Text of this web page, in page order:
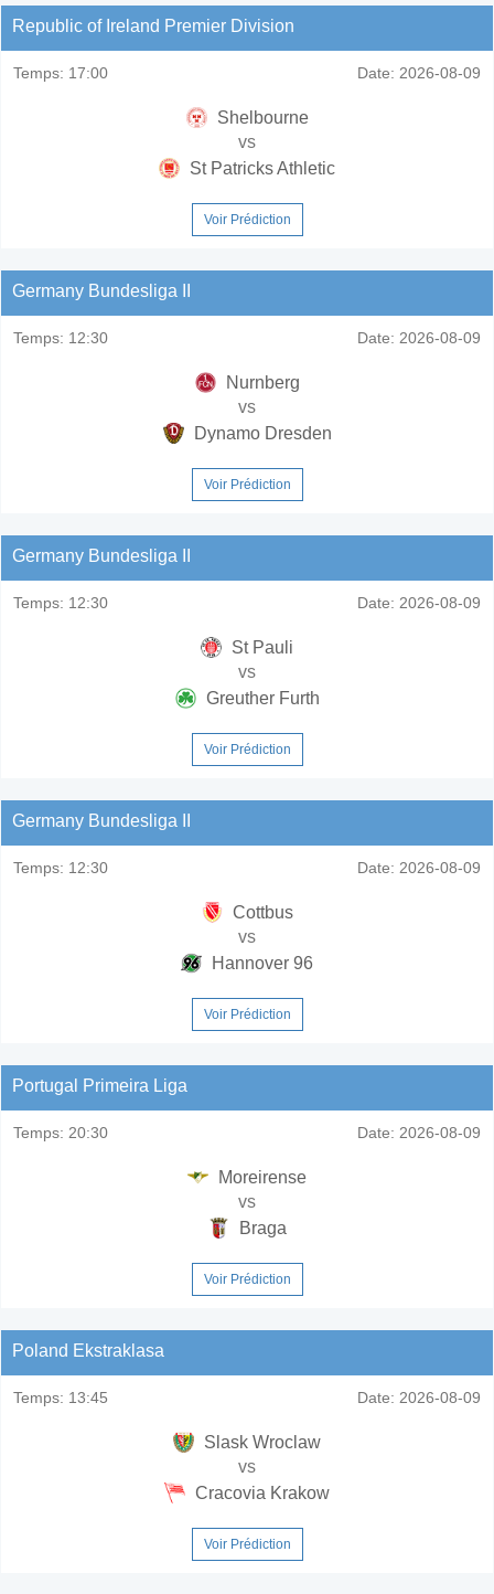
Republic of Ireland Premier Division
Temps: 17:00 Date: 2026-08-09
Shelbourne
vs
St Patricks Athletic
Voir Prédiction
Germany Bundesliga II
Temps: 12:30 Date: 2026-08-09
Nurnberg
vs
Dynamo Dresden
Voir Prédiction
Germany Bundesliga II
Temps: 12:30 Date: 2026-08-09
St Pauli
vs
Greuther Furth
Voir Prédiction
Germany Bundesliga II
Temps: 12:30 Date: 2026-08-09
Cottbus
vs
Hannover 96
Voir Prédiction
Portugal Primeira Liga
Temps: 20:30 Date: 2026-08-09
Moreirense
vs
Braga
Voir Prédiction
Poland Ekstraklasa
Temps: 13:45 Date: 2026-08-09
Slask Wroclaw
vs
Cracovia Krakow
Voir Prédiction